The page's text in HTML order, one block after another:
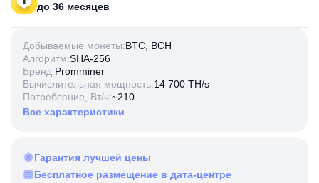
до 36 месяцев
Добываемые монеты:BTC, BCH
Алгоритм:SHA-256
Бренд:Promminer
Вычислительная мощность:14 700 TH/s
Потребление, Вт/ч:~210
Все характеристики
Гарантия лучшей цены
Бесплатное размещение в дата-центре